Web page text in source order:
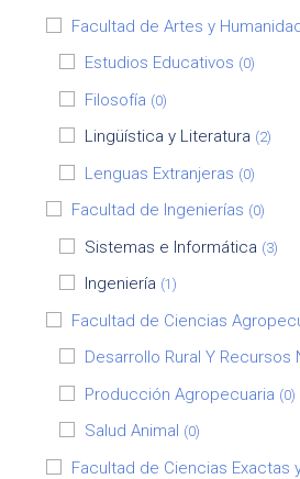
Facultad de Artes y
Estudios Educativos (0)
Filosofía (0)
Lingüística y Literatura (2)
Lenguas Extranjeras (0)
Facultad de Ingenierías (0)
Sistemas e Informática (3)
Ingeniería (1)
Facultad de Ciencias
Desarrollo Rural Y Recursos
Producción Agropecuaria (0)
Salud Animal (0)
Facultad de Ciencias Exactas